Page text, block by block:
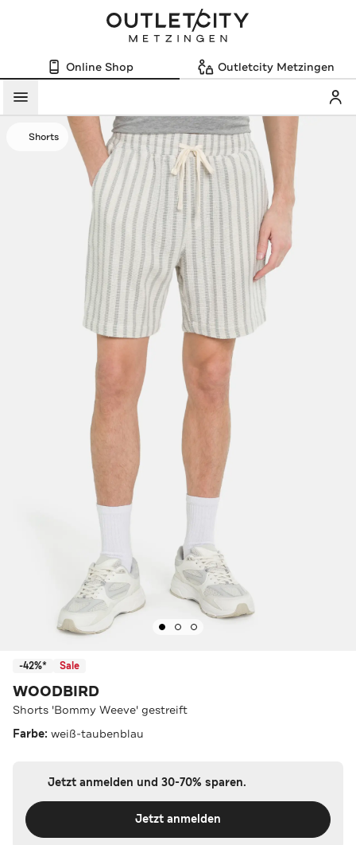
Online Shop Outletcity Metzingen
Menü
Shorts
-42%* Sale
WOODBIRD
Shorts 'Bommy Weeve' gestreift
Farbe: weiß-taubenblau
Jetzt anmelden und 30-70% sparen.
Jetzt anmelden